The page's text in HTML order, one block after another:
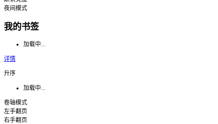
夜间模式
我的书签
加载中...
详情
升序
加载中...
卷轴模式
左手翻页
右手翻页